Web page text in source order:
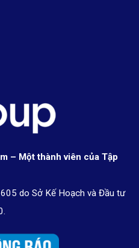
– Một thành viên của Tập
do Sở Kế Hoạch và Đầu tư